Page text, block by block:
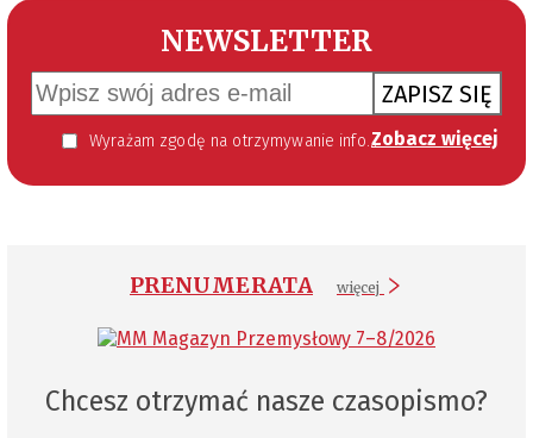
NEWSLETTER
ZAPISZ SIĘ
Wyrażam zgodę na otrzymywanie informacji handlowej kierowanej do mnie za pomocą środków komunikacji elektronicznej w szczególności poczty elektronicznej zgodnie z przepisem art. 10 ust 2 ustawy z dnia 18 lipca 2002 roku o świadczeniu usług drogą elektroniczną (Dz. U. 144 z 2002 r. poz. 1204). Zgoda jest dobrowolna, jednak jej wyrażenie jest konieczne, aby otrzymywać newsletter. Zobacz więcej
PRENUMERATA więcej
Chcesz otrzymać nasze czasopismo?